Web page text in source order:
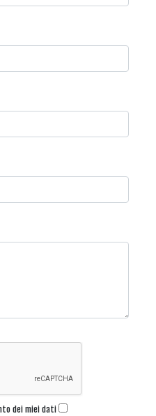
dei miei dati